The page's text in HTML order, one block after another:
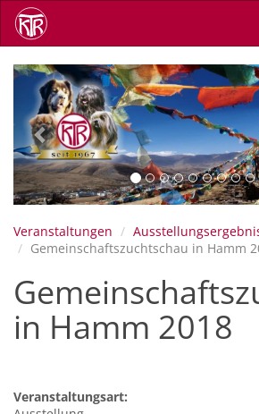
Direkt
zum
Inhalt
Previous
Veranstaltungen
Gemeinschaftszuchtschau in Hamm
in Hamm 2018
Veranstaltungsart: